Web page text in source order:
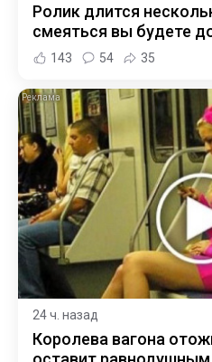
Ролик длится
смеяться вы будете
143 54 35
24 ч. назад
Королева вагона